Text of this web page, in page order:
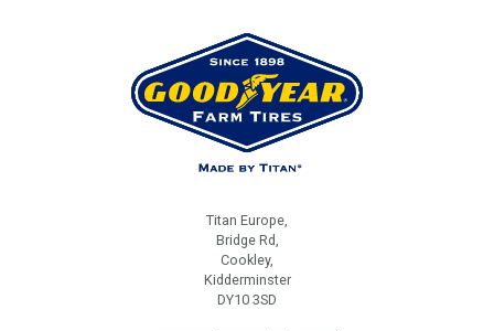
Titan Europe,
Bridge Rd,
Cookley,
Kidderminster
DY10 3SD